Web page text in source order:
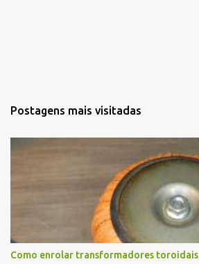
Postagens mais visitadas
Como enrolar transformadores toroidais